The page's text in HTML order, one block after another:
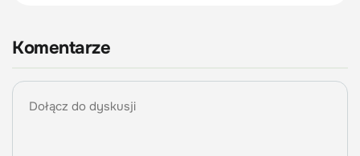
Komentarze